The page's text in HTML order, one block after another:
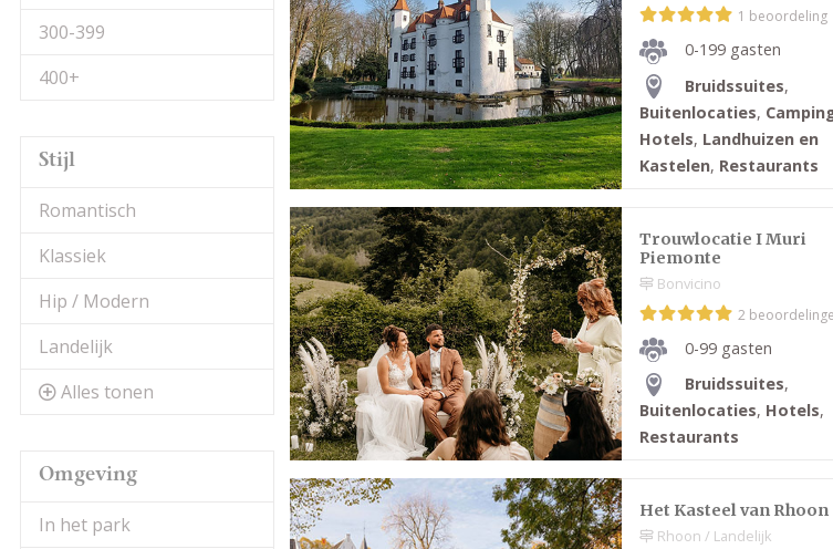
300-399
400+
Stijl
Romantisch
Klassiek
Hip / Modern
Landelijk
Alles tonen
Omgeving
In het park
1 beoordeling
0-199 gasten
Bruidssuites,
Buitenlocaties,
Hotels, Landhuizen en
Kastelen, Restaurants
Trouwlocatie I Muri
Piemonte
Bonvicino
2
0-99 gasten
Bruidssuites,
Buitenlocaties, Hotels,
Restaurants
Het Kasteel van Rhoon
Rhoon / Landelijk